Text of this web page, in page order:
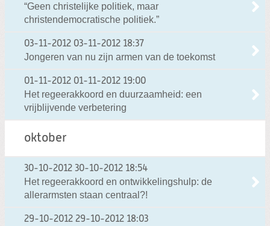
“Geen christelijke politiek, maar
christendemocratische politiek.”
03-11-2012 03-11-2012 18:37
Jongeren van nu zijn armen van de toekomst
01-11-2012 01-11-2012 19:00
Het regeerakkoord en duurzaamheid: een
vrijblijvende verbetering
oktober
30-10-2012 30-10-2012 18:54
Het regeerakkoord en ontwikkelingshulp: de
allerarmsten staan centraal?!
29-10-2012 29-10-2012 18:03